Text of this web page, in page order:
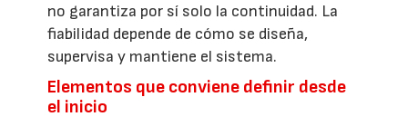
no garantiza por sí solo la continuidad. La
fiabilidad depende de cómo se diseña,
supervisa y mantiene el sistema.
Elementos que conviene definir desde
el inicio